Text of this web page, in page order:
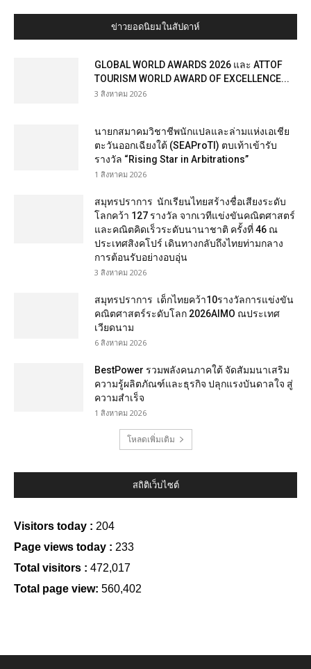
ข่าวยอดนิยมในสัปดาห์
GLOBAL WORLD AWARDS 2026 และ ATTOF
TOURISM WORLD AWARD OF EXCELLENCE...
3 สิงหาคม 2026
นายกสมาคมวิชาชีพนักแปลและล่ามแห่งเอเชีย
ตะวันออกเฉียงใต้ (SEAProTI) ตบเท้าเข้ารับ
รางวัล “Rising Star in Arbitrations”
1 สิงหาคม 2026
สมุทรปราการ นักเรียนไทยสร้างชื่อเสียงระดับ
โลกคว้า 127 รางวัล จากเวทีแข่งขันคณิตศาสตร์
และคณิตคิดเร็วระดับนานาชาติ ครั้งที่ 46 ณ
ประเทศสิงคโปร์ เดินทางกลับถึงไทยท่ามกลาง
การต้อนรับอย่างอบอุ่น
3 สิงหาคม 2026
สมุทรปราการ เด็กไทยคว้า10รางวัลการแข่งขัน
คณิตศาสตร์ระดับโลก 2026AIMO ณประเทศ
เวียดนาม
6 สิงหาคม 2026
BestPower รวมพลังคนภาคใต้ จัดสัมมนาเสริม
ความรู้ผลิตภัณฑ์และธุรกิจ ปลุกแรงบันดาลใจ สู่
ความสำเร็จ
1 สิงหาคม 2026
โหลดเพิ่มเติม
สถิติเว็บไซต์
Visitors today : 204
Page views today : 233
Total visitors : 472,017
Total page view: 560,402